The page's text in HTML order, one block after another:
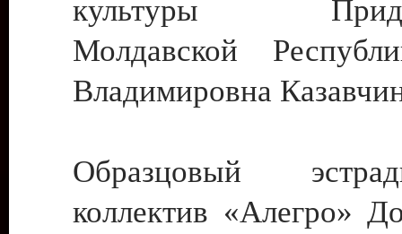
культуры
Молдавской
Владимировна
Образцовый
коллектив «Алегро»